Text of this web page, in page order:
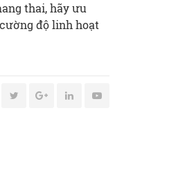
thai, hãy ưu
độ linh hoạt